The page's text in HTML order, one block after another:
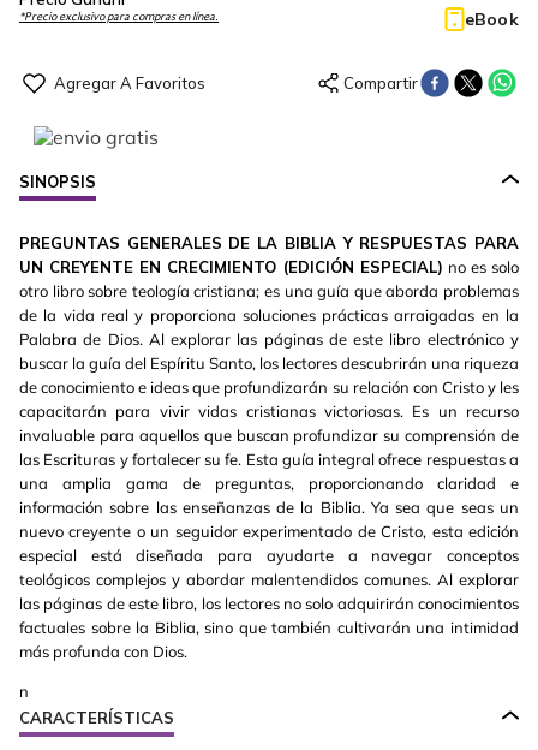
*Precio exclusivo para compras en línea. eBook
SINOPSIS
PREGUNTAS GENERALES DE LA BIBLIA Y RESPUESTAS PARA
UN CREYENTE EN CRECIMIENTO (EDICIÓN ESPECIAL) no es solo
otro libro sobre teología cristiana; es una guía que aborda problemas
de la vida real y proporciona soluciones prácticas arraigadas en la
Palabra de Dios. Al explorar las páginas de este libro electrónico y
buscar la guía del Espíritu Santo, los lectores descubrirán una riqueza
de conocimiento e ideas que profundizarán su relación con Cristo y les
capacitarán para vivir vidas cristianas victoriosas. Es un recurso
invaluable para aquellos que buscan profundizar su comprensión de
las Escrituras y fortalecer su fe. Esta guía integral ofrece respuestas a
una amplia gama de preguntas, proporcionando claridad e
información sobre las enseñanzas de la Biblia. Ya sea que seas un
nuevo creyente o un seguidor experimentado de Cristo, esta edición
especial está diseñada para ayudarte a navegar conceptos
teológicos complejos y abordar malentendidos comunes. Al explorar
las páginas de este libro, los lectores no solo adquirirán conocimientos
factuales sobre la Biblia, sino que también cultivarán una intimidad
más profunda con Dios.
n
CARACTERÍSTICAS